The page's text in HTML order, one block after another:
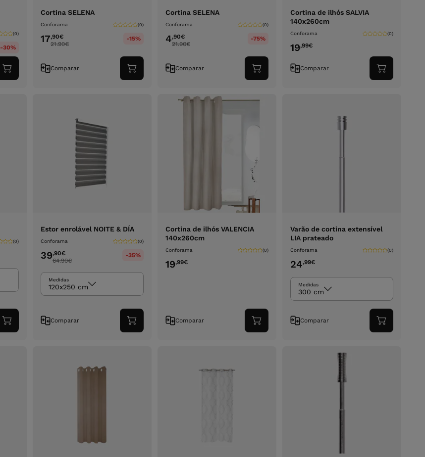
(0)
-30%
Adicionar
ao
Cortina SELENA
Conforama (0)
17,90€
21.90€
-15%
Comparar
Adicionar
ao
Cortina SELENA
Conforama (0)
4,90€
21.90€
-75%
Comparar
Adicionar
ao
Cortina de ilhós SALVIA
140x260cm
Conforama (0)
19,99€
Comparar
Adicionar
ao
(0)
Adicionar
ao
Estor enrolável NOITE & DÍA
Conforama (0)
39,90€
64.90€
-35%
Medidas
120x250 cm
Comparar
Adicionar
ao
Cortina de ilhós VALENCIA
140x260cm
Conforama (0)
19,99€
Comparar
Adicionar
ao
Varão de cortina extensível
LIA prateado
Conforama (0)
24,99€
Medidas
300 cm
Comparar
Adicionar
ao